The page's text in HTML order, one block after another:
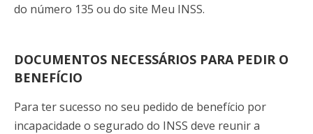
do número 135 ou do site Meu INSS.
DOCUMENTOS NECESSÁRIOS PARA PEDIR O
BENEFÍCIO
Para ter sucesso no seu pedido de benefício por
incapacidade o segurado do INSS deve reunir a